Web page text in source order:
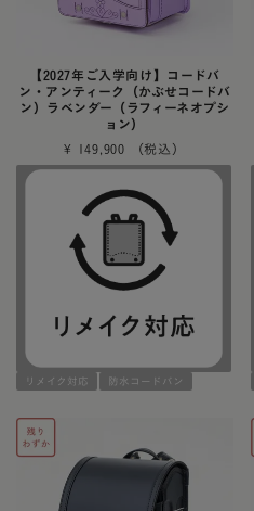
【2027年ご入学向け】コードバ
ン・アンティーク（かぶせコードバ
ン）ラベンダー（ラフィーネオプシ
ョン）
¥
149,900
リメイク対応 防水コードバン